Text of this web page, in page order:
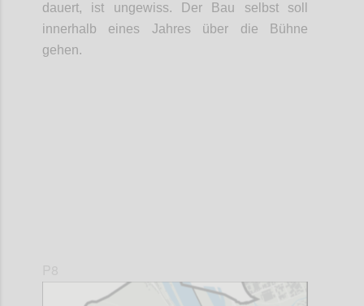
dauert, ist ungewiss. Der Bau selbst soll
innerhalb eines Jahres über die Bühne
gehen.